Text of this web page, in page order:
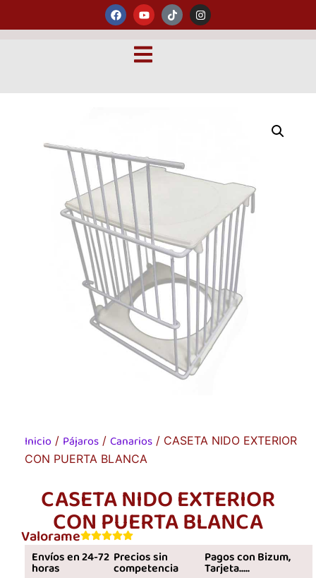
Inicio / Pájaros / Canarios / CASETA NIDO EXTERIOR
CON PUERTA BLANCA
CASETA NIDO EXTERIOR
CON PUERTA BLANCA
Valorame
Envíos en 24-72
horas
Precios sin
competencia
Pagos con Bizum,
Tarjeta.....